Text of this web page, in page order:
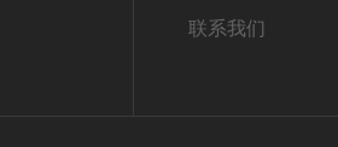
联系我们